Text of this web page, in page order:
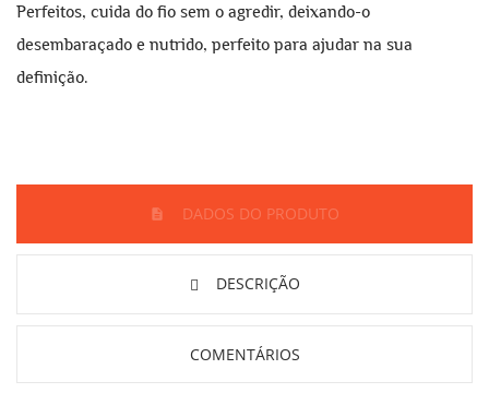
Perfeitos, cuida do fio sem o agredir, deixando-o
desembaraçado e nutrido, perfeito para ajudar na sua
definição.
DADOS DO PRODUTO
DESCRIÇÃO
COMENTÁRIOS